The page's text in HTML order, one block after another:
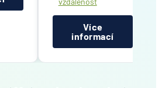
Více
informací